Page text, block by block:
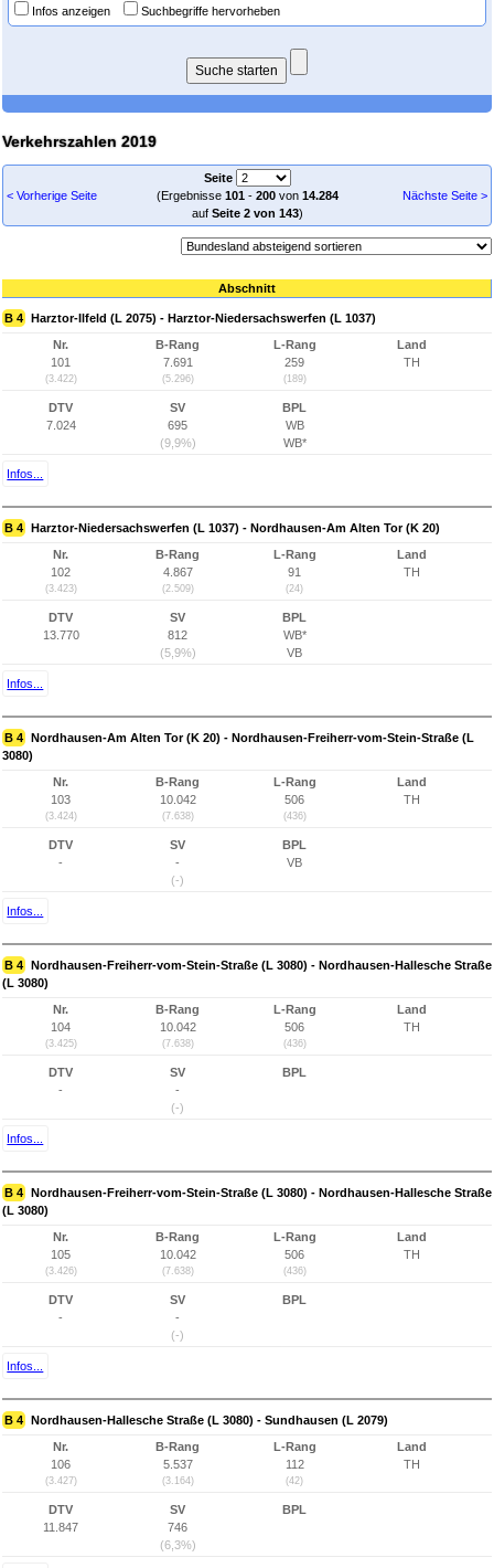
Infos anzeigen Suchbegriffe hervorheben
Verkehrszahlen 2019
< Vorherige Seite
Seite
(Ergebnisse 101- 200von 14.284
auf Seite 2 von 143)
Nächste Seite >
Abschnitt
B 4 Harztor-Ilfeld (L 2075) - Harztor-Niedersachswerfen (L 1037)
Nr.
101
(3.422)
B-Rang
7.691
(5.296)
L-Rang
259
(189)
Land
TH
DTV
7.024
SV
695
(9,9%)
BPL
WB
WB*
Infos...
B 4 Harztor-Niedersachswerfen (L 1037) - Nordhausen-Am Alten Tor (K 20)
Nr.
102
(3.423)
B-Rang
4.867
(2.509)
L-Rang
91
(24)
Land
TH
DTV
13.770
SV
812
(5,9%)
BPL
WB*
VB
Infos...
B 4 Nordhausen-Am Alten Tor (K 20) - Nordhausen-Freiherr-vom-Stein-Straße (L
3080)
Nr.
103
(3.424)
B-Rang
10.042
(7.638)
L-Rang
506
(436)
Land
TH
DTV
-
SV
-
(-)
BPL
VB
Infos...
B 4 Nordhausen-Freiherr-vom-Stein-Straße (L 3080) - Nordhausen-Hallesche Straße
(L 3080)
Nr.
104
(3.425)
B-Rang
10.042
(7.638)
L-Rang
506
(436)
Land
TH
DTV
-
SV
-
(-)
BPL
Infos...
B 4 Nordhausen-Freiherr-vom-Stein-Straße (L 3080) - Nordhausen-Hallesche Straße
(L 3080)
Nr.
105
(3.426)
B-Rang
10.042
(7.638)
L-Rang
506
(436)
Land
TH
DTV
-
SV
-
(-)
BPL
Infos...
B 4 Nordhausen-Hallesche Straße (L 3080) - Sundhausen (L 2079)
Nr.
106
(3.427)
B-Rang
5.537
(3.164)
L-Rang
112
(42)
Land
TH
DTV
11.847
SV
746
(6,3%)
BPL